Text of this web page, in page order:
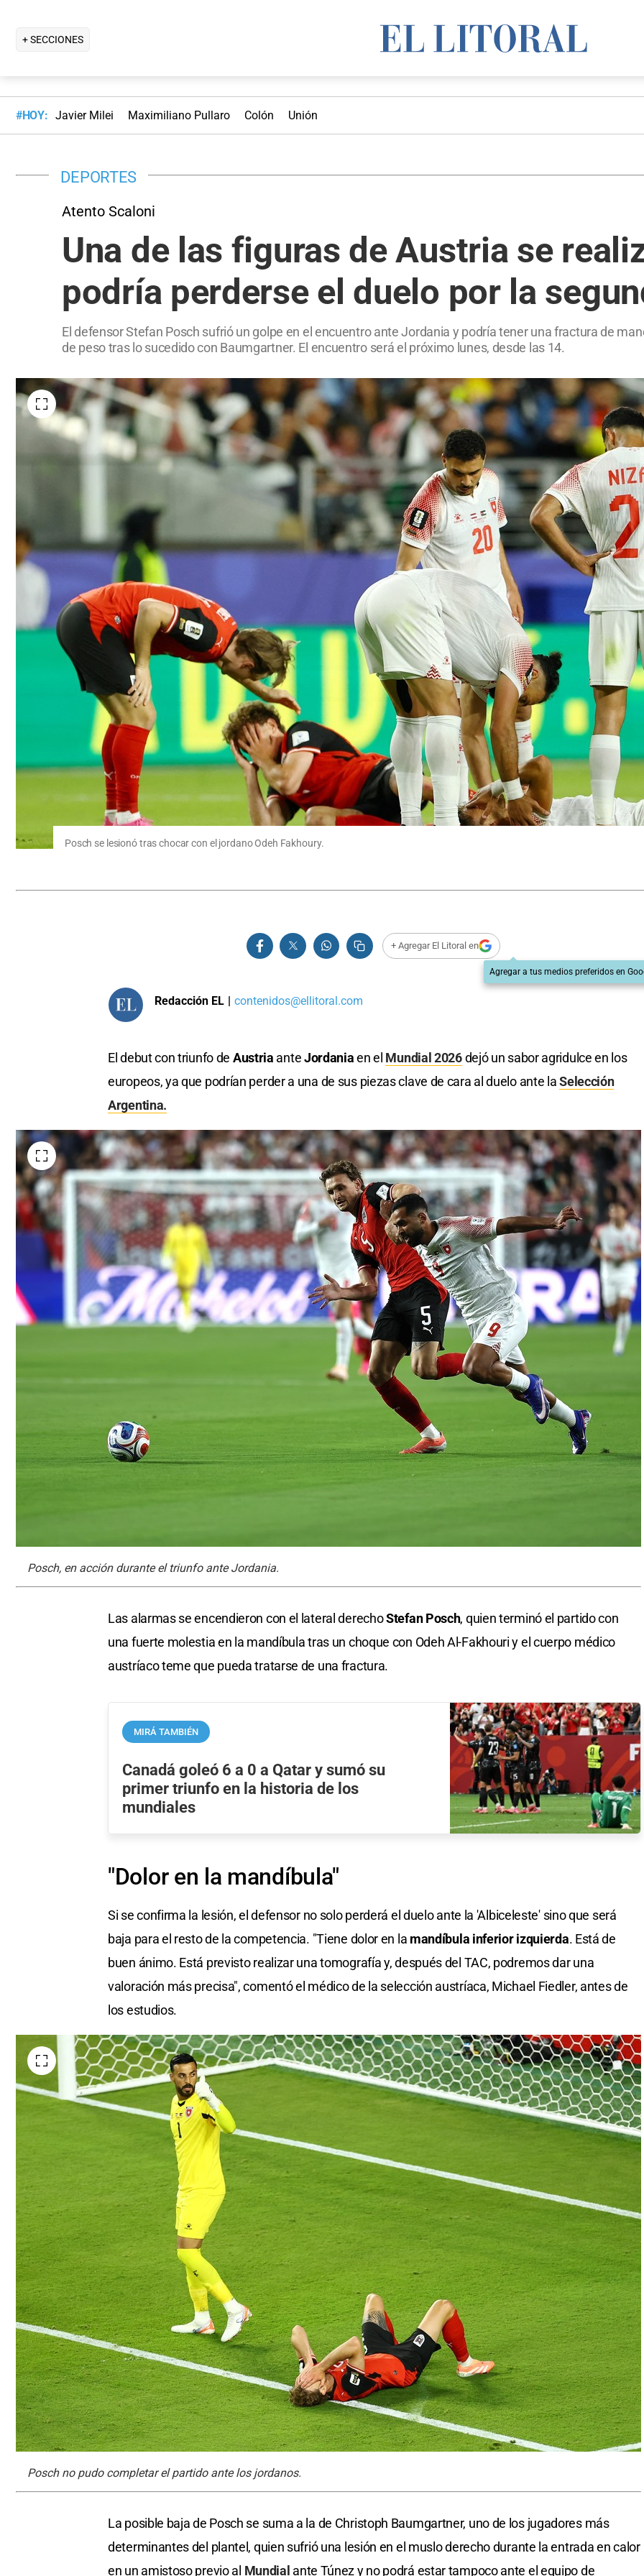
+ SECCIONES
#HOY: Javier Milei Maximiliano Pullaro Colón Unión
DEPORTES
Atento Scaloni
Una de las figuras de Austria se
podría perderse el duelo por la
El defensor Stefan Posch sufrió un golpe en el encuentro ante Jordania y podría tener una fractura de
de peso tras lo sucedido con Baumgartner. El encuentro será el próximo lunes, desde las 14.
Posch se lesionó tras chocar con el jordano Odeh Fakhoury.
+ Agregar El Litoral en
Agregar a tus medios preferidos en
Redacción EL | contenidos@ellitoral.com
El debut con triunfo de Austria anteJordaniaen el Mundial 2026dejó un sabor agridulce en los
europeos, ya que podrían perder a una de sus piezas clave de cara al duelo ante laSelección
Argentina.
Posch, en acción durante el triunfo ante Jordania.
Las alarmas se encendieron con el lateral derechoStefan Posch, quien terminó el partido con
una fuerte molestia en la mandíbula tras un choque con Odeh Al-Fakhouri y el cuerpo médico
austríaco teme que pueda tratarse de una fractura.
MIRÁ TAMBIÉN
Canadá goleó 6 a 0 a Qatar y sumó su
primer triunfo en la historia de los
mundiales
"Dolor en la mandíbula"
Si se confirma la lesión, el defensor no solo perderá el duelo ante la 'Albiceleste' sino que será
baja para el resto de la competencia. "Tiene dolor en la mandíbula inferior izquierda. Está de
buen ánimo. Está previsto realizar una tomografía y, después del TAC, podremos dar una
valoración más precisa", comentó el médico de la selección austríaca, Michael Fiedler, antes de
los estudios.
Posch no pudo completar el partido ante los jordanos.
La posible baja de Posch se suma a la de Christoph Baumgartner, uno de los jugadores más
determinantes del plantel, quien sufrió una lesión en el muslo derecho durante la entrada en calor
en un amistoso previo al Mundial ante Túnez y no podrá estar tampoco ante el equipo de